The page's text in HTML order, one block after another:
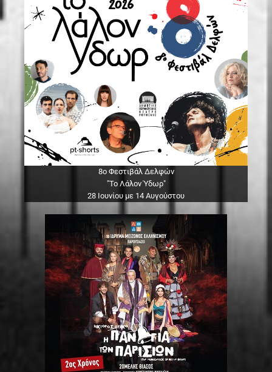
8ο Φεστιβάλ Δελφών
"Το Λάλον Ύδωρ"
28 Ιουνίου με 14 Αυγούστου